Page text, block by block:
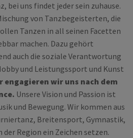
bei uns findet jeder sein zuhause.
von Tanzbegeisterten, die
Tanzen in all seinen Facetten
machen. Dazu gehört
auch die soziale Verantwortung
und Leistungssport und Kunst
engagieren wir uns nach dem
Unsere Vision und Passion ist
und Bewegung. Wir kommen aus
Breitensport, Gymnastik,
der Region ein Zeichen setzen.